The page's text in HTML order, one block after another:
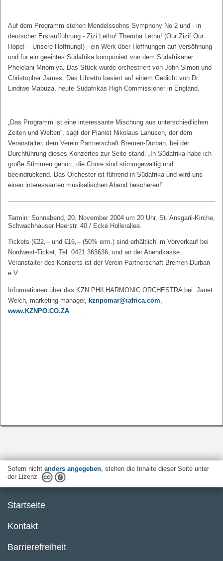
Auf dem Programm stehen Mendelssohns Symphony No 2 und - in
deutscher Erstaufführung - Zizi Lethu! Themba Lethu! (Our Zizi! Our
Hope! – Unsere Hoffnung!) - ein Werk über Hoffnungen auf Versöhnung
und für ein geeintes Südafrika komponiert von dem Südafrikaner
Phelelani Mnomiya. Das Stück wurde orchestriert von John Simon und
Christopher James. Das Libretto basiert auf einem Gedicht von Dr.
Lindiwe Mabuza, heute Südafrikas High Commissioner in England.
„Das Programm ist eine interessante Mischung aus unterschiedlichen
Zeiten und Welten“, sagt der Pianist Nikolaus Lahusen, der dem
Veranstalter, dem Verein Partnerschaft Bremen-Durban, bei der
Durchführung dieses Konzertes zur Seite stand. „In Südafrika habe ich
große Stimmen gehört; die Chöre sind stimmgewaltig und
beeindruckend. Das Orchester ist führend in Südafrika und wird uns
einen interessanten musikalischen Abend bescheren!"
Termin: Sonnabend, 20. November 2004 um 20 Uhr, St. Ansgarii-Kirche,
Schwachhauser Heerstr. 40 / Ecke Hollerallee.
Tickets (€22,-- und €16,-- (50% erm.) sind erhältlich im Vorverkauf bei
Nordwest-Ticket, Tel. 0421 363636, und an der Abendkasse.
Veranstalter des Konzerts ist der Verein Partnerschaft Bremen-Durban
e.V.
Informationen über das KZN PHILHARMONIC ORCHESTRA bei: Janet
Welch, marketing manager, kznpomar@iafrica.com,
www.KZNPO.CO.ZA
.
Sofern nicht anders angegeben, stehen die Inhalte dieser Seite unter
der Lizenz
Startseite
Kontakt
Barrierefreiheit